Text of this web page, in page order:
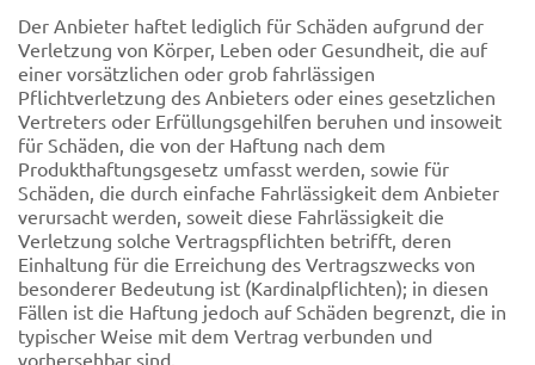
Der Anbieter haftet lediglich für Schäden aufgrund der
Verletzung von Körper, Leben oder Gesundheit, die auf
einer vorsätzlichen oder grob fahrlässigen
Pflichtverletzung des Anbieters oder eines gesetzlichen
Vertreters oder Erfüllungsgehilfen beruhen und insoweit
für Schäden, die von der Haftung nach dem
Produkthaftungsgesetz umfasst werden, sowie für
Schäden, die durch einfache Fahrlässigkeit dem Anbieter
verursacht werden, soweit diese Fahrlässigkeit die
Verletzung solche Vertragspflichten betrifft, deren
Einhaltung für die Erreichung des Vertragszwecks von
besonderer Bedeutung ist (Kardinalpflichten); in diesen
Fällen ist die Haftung jedoch auf Schäden begrenzt, die in
typischer Weise mit dem Vertrag verbunden und
vorhersehbar sind.